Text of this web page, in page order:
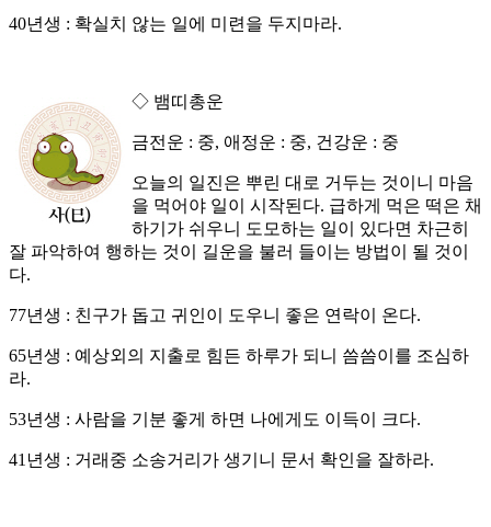
40년생 : 확실치 않는 일에 미련을 두지마라.
◇ 뱀띠총운
금전운 : 중, 애정운 : 중, 건강운 : 중
오늘의 일진은 뿌린 대로 거두는 것이니 마음
을 먹어야 일이 시작된다. 급하게 먹은 떡은 채
하기가 쉬우니 도모하는 일이 있다면 차근히
잘 파악하여 행하는 것이 길운을 불러 들이는 방법이 될 것이
다.
77년생 : 친구가 돕고 귀인이 도우니 좋은 연락이 온다.
65년생 : 예상외의 지출로 힘든 하루가 되니 씀씀이를 조심하
라.
53년생 : 사람을 기분 좋게 하면 나에게도 이득이 크다.
41년생 : 거래중 소송거리가 생기니 문서 확인을 잘하라.